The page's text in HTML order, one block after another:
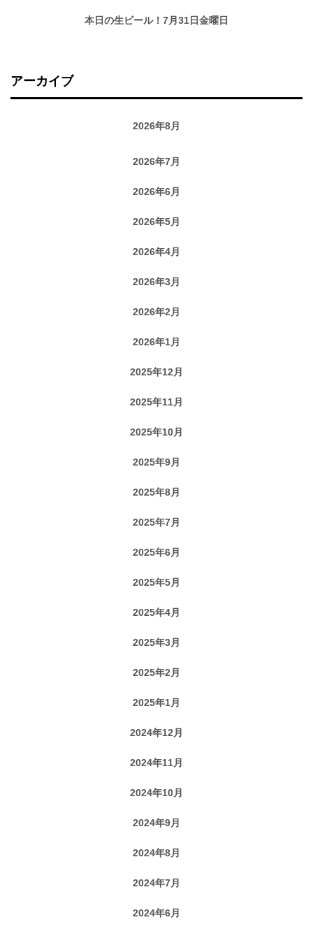
本日の生ビール！7月31日金曜日
アーカイブ
2026年8月
2026年7月
2026年6月
2026年5月
2026年4月
2026年3月
2026年2月
2026年1月
2025年12月
2025年11月
2025年10月
2025年9月
2025年8月
2025年7月
2025年6月
2025年5月
2025年4月
2025年3月
2025年2月
2025年1月
2024年12月
2024年11月
2024年10月
2024年9月
2024年8月
2024年7月
2024年6月